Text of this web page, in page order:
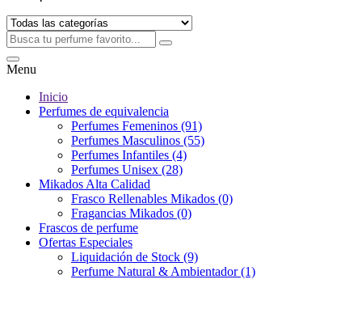
Menu
Inicio
Perfumes de equivalencia
Perfumes Femeninos (91)
Perfumes Masculinos (55)
Perfumes Infantiles (4)
Perfumes Unisex (28)
Mikados Alta Calidad
Frasco Rellenables Mikados (0)
Fragancias Mikados (0)
Frascos de perfume
Ofertas Especiales
Liquidación de Stock (9)
Perfume Natural & Ambientador (1)